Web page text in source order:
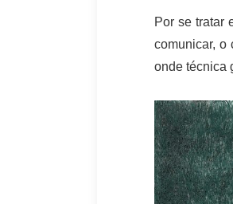
Por se tratar
comunicar, o
onde técnica